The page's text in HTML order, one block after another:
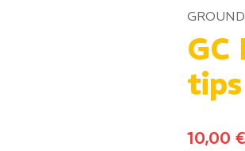
GC
10,00 €